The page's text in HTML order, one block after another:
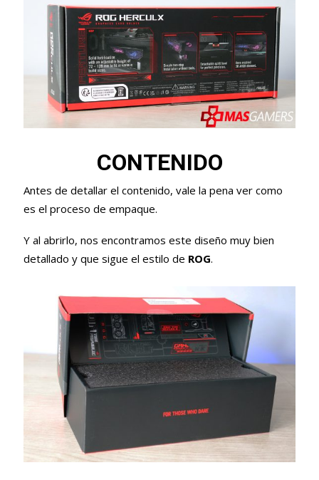
CONTENIDO
Antes de detallar el contenido, vale la pena ver como
es el proceso de empaque.
Y al abrirlo, nos encontramos este diseño muy bien
detallado y que sigue el estilo de ROG.